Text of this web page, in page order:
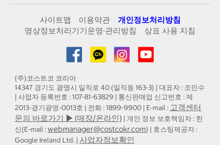
사이트맵 이용약관
개인정보처리방침
영상정보처리기기운영·관리방침
상표 사용 지침
(주)코스트코 코리아
14347 경기도 광명시 일직로 40 (일직동 163-3) | 대표자 : 조민수
| 사업자 등록번호 : 107-81-63829 | 통신판매업 신고번호 : 제
2013-경기광명-0013호 | 전화 : 1899-9900 | E-mail : 고객센터
문의 바로가기 ▶ (매장/온라인) | 개인 정보 보호책임자 : 한
신(E-mail :webmanager@costcokr.com) | 호스팅제공자 :
Google Ireland Ltd. | 사업자정보확인